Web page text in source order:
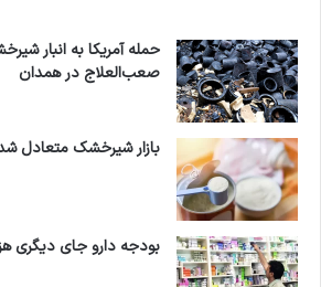
حمله آمریکا به انبار
صعب‌العلاج در همدان
بازار شیرخشک متعادل
بودجه دارو جای دیگری